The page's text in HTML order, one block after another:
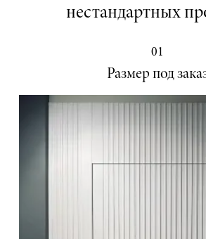
нестандартных
01
Размер под